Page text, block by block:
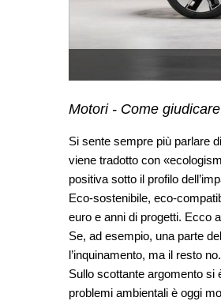
Motori - Come
Si sente sempre più parlare di
viene tradotto con
positiva sotto il profilo
Eco-sostenibile, eco-
euro e anni di progetti. Ecco
Se, ad esempio, una parte
l’inquinamento, ma il resto no.
Sullo scottante argomento si
problemi ambientali è oggi